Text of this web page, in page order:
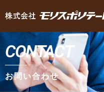
CONTACT
お問い合わせ